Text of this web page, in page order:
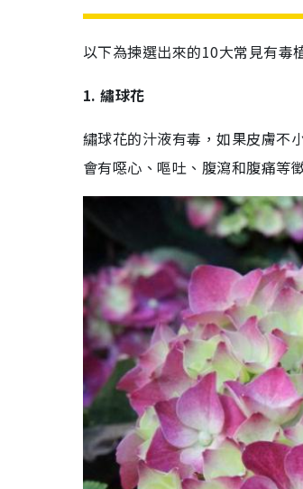
以下為揀選出來的10大常見有毒
1.繡球花
繡球花的汁液有毒，如果皮膚不
會有噁心、嘔吐、腹瀉和腹痛等